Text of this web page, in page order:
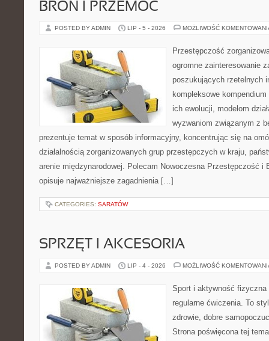
BROŃ I PRZEMOC
POSTED BY ADMIN LIP - 5 - 2026 MOŻLIWOŚĆ
Przestępczość
ogromne zainteresowanie
poszukujących rzetelnych
kompleksowe
ich ewolucji, modelom
wyzwaniom związanym z
prezentuje temat w sposób informacyjny, koncentrując się na
działalnością zorganizowanych grup przestępczych w kraju,
arenie międzynarodowej. Polecam Nowoczesna Przestępczość i
opisuje najważniejsze zagadnienia […]
CATEGORIES: SARATÓW
SPRZĘT I AKCESORIA
POSTED BY ADMIN LIP - 4 - 2026 MOŻLIWOŚĆ
Sport i aktywność
regularne ćwiczenia. To
zdrowie, dobre
Strona poświęcona tej